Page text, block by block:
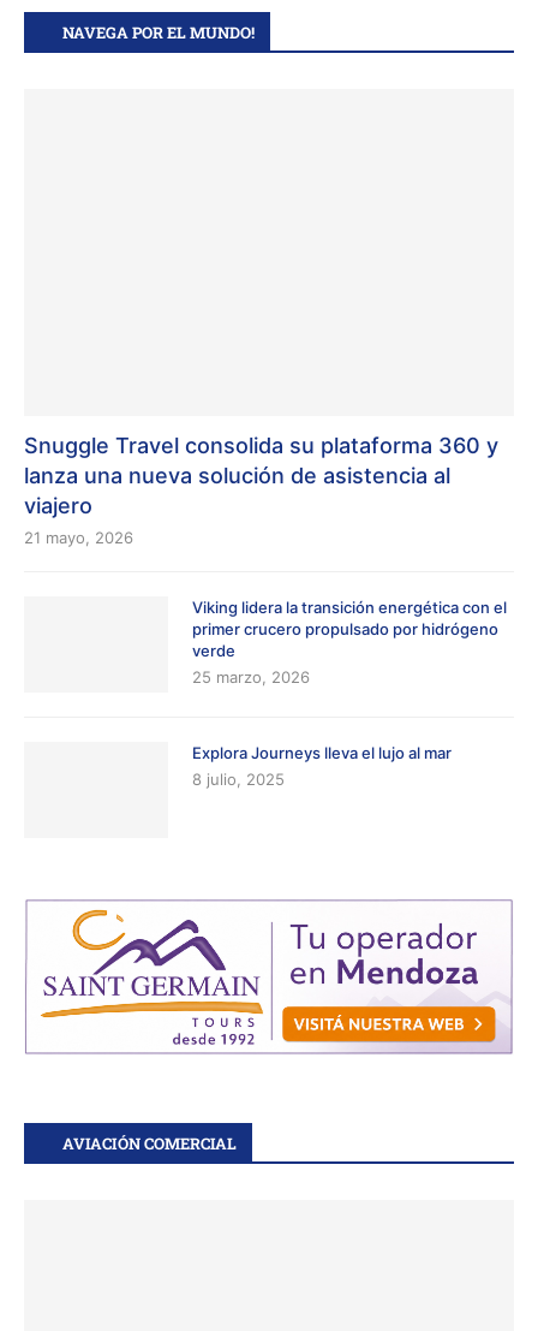
NAVEGA POR EL MUNDO!
Snuggle Travel consolida su plataforma 360 y
lanza una nueva solución de asistencia al
viajero
21 mayo, 2026
Viking lidera la transición energética con el
primer crucero propulsado por hidrógeno
verde
25 marzo, 2026
Explora Journeys lleva el lujo al mar
8 julio, 2025
AVIACIÓN COMERCIAL